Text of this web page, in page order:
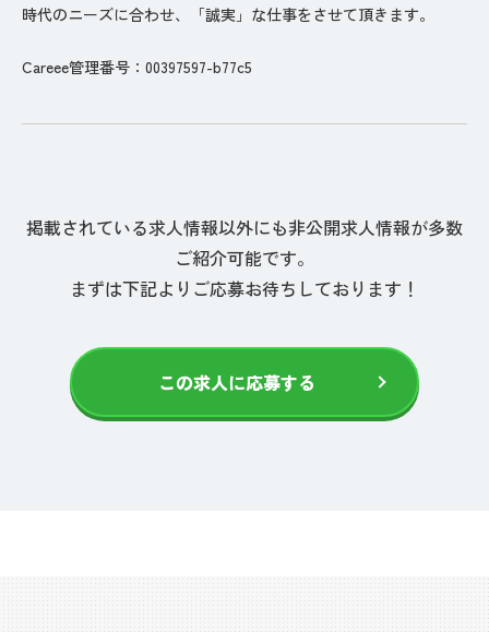
時代のニーズに合わせ、「誠実」な仕事をさせて頂きます。
Careee管理番号：00397597-b77c5
掲載されている求人情報以外にも非公開求人情報が多数
ご紹介可能です。
まずは下記よりご応募お待ちしております！
この求人に応募する